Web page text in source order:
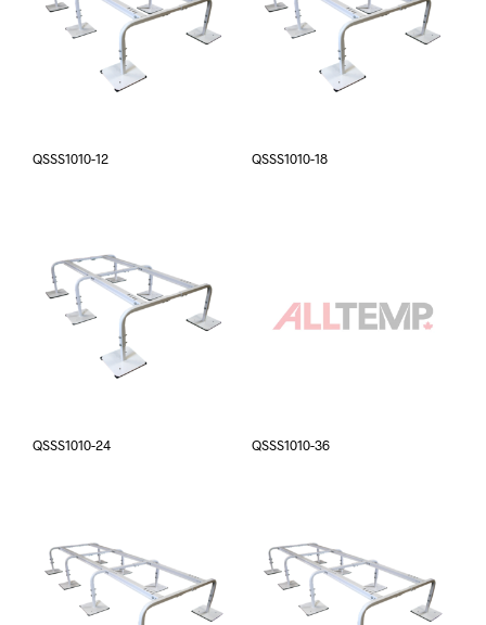
QSSS1010-12 QSSS1010-18
QSSS1010-24 QSSS1010-36